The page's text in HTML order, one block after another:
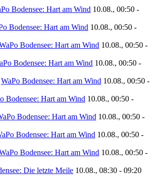
Bodensee: Hart am Wind 10.08., 00:50 -
Bodensee: Hart am Wind 10.08., 00:50 -
Bodensee: Hart am Wind 10.08., 00:50 -
Bodensee: Hart am Wind 10.08., 00:50 -
WaPo Bodensee: Hart am Wind 10.08., 00:50 -
Bodensee: Hart am Wind 10.08., 00:50 -
Bodensee: Hart am Wind 10.08., 00:50 -
Bodensee: Hart am Wind 10.08., 00:50 -
Bodensee: Hart am Wind 10.08., 00:50 -
Die letzte Meile 10.08., 08:30 - 09:20